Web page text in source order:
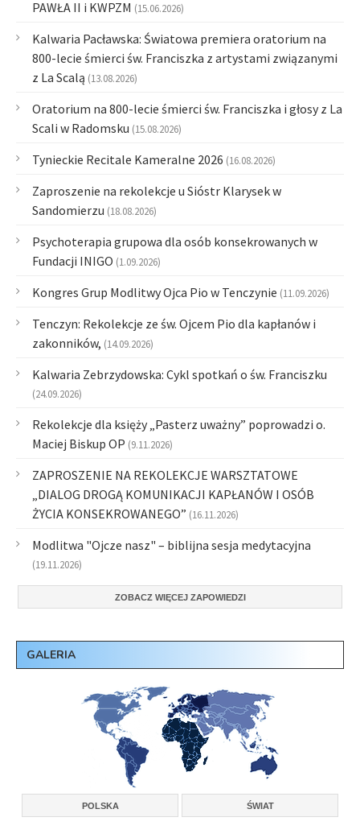
PAWŁA II i KWPZM (15.06.2026)
Kalwaria Pacławska: Światowa premiera oratorium na
800-lecie śmierci św. Franciszka z artystami związanymi
z La Scalą (13.08.2026)
Oratorium na 800-lecie śmierci św. Franciszka i głosy z La
Scali w Radomsku (15.08.2026)
Tynieckie Recitale Kameralne 2026 (16.08.2026)
Zaproszenie na rekolekcje u Sióstr Klarysek w
Sandomierzu (18.08.2026)
Psychoterapia grupowa dla osób konsekrowanych w
Fundacji INIGO (1.09.2026)
Kongres Grup Modlitwy Ojca Pio w Tenczynie (11.09.2026)
Tenczyn: Rekolekcje ze św. Ojcem Pio dla kapłanów i
zakonników, (14.09.2026)
Kalwaria Zebrzydowska: Cykl spotkań o św. Franciszku
(24.09.2026)
Rekolekcje dla księży „Pasterz uważny” poprowadzi o.
Maciej Biskup OP (9.11.2026)
ZAPROSZENIE NA REKOLEKCJE WARSZTATOWE
„DIALOG DROGĄ KOMUNIKACJI KAPŁANÓW I OSÓB
ŻYCIA KONSEKROWANEGO” (16.11.2026)
Modlitwa "Ojcze nasz" – biblijna sesja medytacyjna
(19.11.2026)
ZOBACZ WIĘCEJ ZAPOWIEDZI
GALERIA
POLSKA ŚWIAT